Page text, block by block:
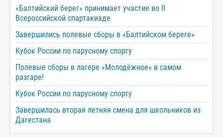
«Балтийский берег» принимает участие во II
Всероссийской спартакиаде
Завершились полевые сборы в «Балтийском береге»
Кубок России по парусному спорту
Полевые сборы в лагере «Молодёжное» в самом
разгаре!
Кубок России по парусному спорту
Завершилась вторая летняя смена для школьников из
Дагестана